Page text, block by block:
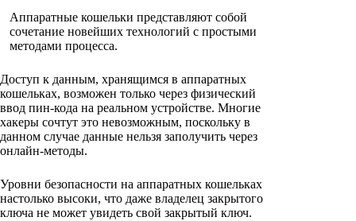
Аппаратные кошельки представляют собой
сочетание новейших технологий с простыми
методами процесса.
Доступ к данным, хранящимся в аппаратных
кошельках, возможен только через физический
ввод пин-кода на реальном устройстве. Многие
хакеры сочтут это невозможным, поскольку в
данном случае данные нельзя заполучить через
онлайн-методы.
Уровни безопасности на аппаратных кошельках
настолько высоки, что даже владелец закрытого
ключа не может увидеть свой закрытый ключ.